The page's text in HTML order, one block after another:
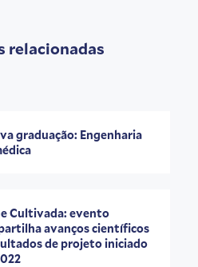
relacionadas
graduação: Engenharia
Cultivada: evento
avanços científicos
de projeto iniciado